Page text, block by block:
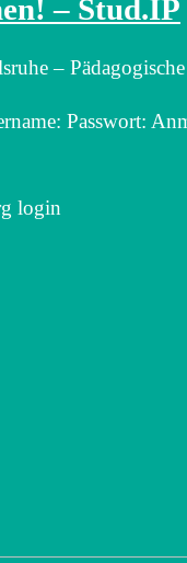
– Stud.IP
–
Passwort:
login